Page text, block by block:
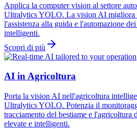
Applica la computer vision al settore
Ultralytics YOLO. La vision AI migliora
l'assistenza alla guida e l'automazione
intelligenti.
Scopri di più
AI in Agricoltura
Porta la vision AI nell'agricoltura
Ultralytics YOLO. Potenzia il
tracciamento del bestiame e l'agricoltura
elevate e intelligenti.